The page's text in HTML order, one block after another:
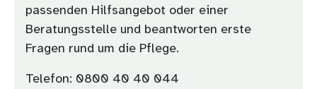
passenden Hilfsangebot oder einer
Beratungsstelle und beantworten erste
Fragen rund um die Pflege.
Telefon: 0800 40 40 044